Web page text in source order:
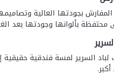
المفارش بجودتها العالية
محتفظة بألوانها وجودتها بعد
السرير لمسة فندقية